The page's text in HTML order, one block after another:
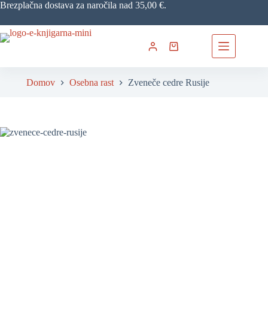
Skip
content
Brezplačna dostava za naročila nad 35,00 €.
Shopping
Domov Osebna rast Zveneče cedre Rusije